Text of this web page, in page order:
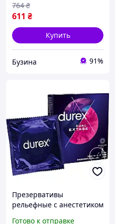
611 ₴
764 ₴
Купить
Бузина 91%
Презервативы
рельефные с анестетиком
Готово к отправке